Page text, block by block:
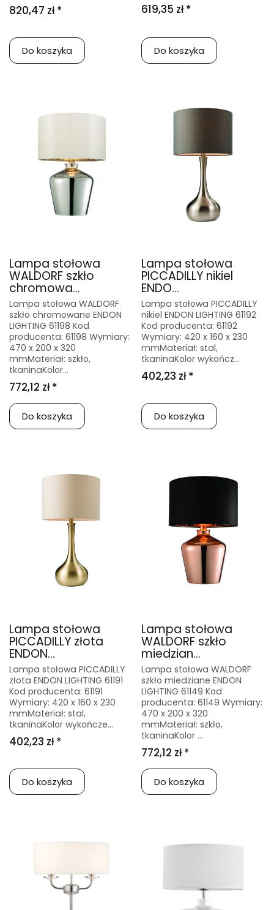
820,47 zł *
Do koszyka
619,35 zł *
Do koszyka
Lampa stołowa
WALDORF szkło
chromowa...
Lampa stołowa WALDORF
szkło chromowane ENDON
LIGHTING 61198 Kod
producenta: 61198 Wymiary:
470 x 200 x 320
mmMateriał: szkło,
tkaninaKolor...
772,12 zł *
Do koszyka
Lampa stołowa
PICCADILLY nikiel
ENDO...
Lampa stołowa PICCADILLY
nikiel ENDON LIGHTING 61192
Kod producenta: 61192
Wymiary: 420 x 160 x 230
mmMateriał: stal,
tkaninaKolor wykończ...
402,23 zł *
Do koszyka
Lampa stołowa
PICCADILLY złota
ENDON...
Lampa stołowa PICCADILLY
złota ENDON LIGHTING 61191
Kod producenta: 61191
Wymiary: 420 x 160 x 230
mmMateriał: stal,
tkaninaKolor wykończe...
402,23 zł *
Do koszyka
Lampa stołowa
WALDORF szkło
miedzian...
Lampa stołowa WALDORF
szkło miedziane ENDON
LIGHTING 61149 Kod
producenta: 61149 Wymiary:
470 x 200 x 320
mmMateriał: szkło,
tkaninaKolor ...
772,12 zł *
Do koszyka